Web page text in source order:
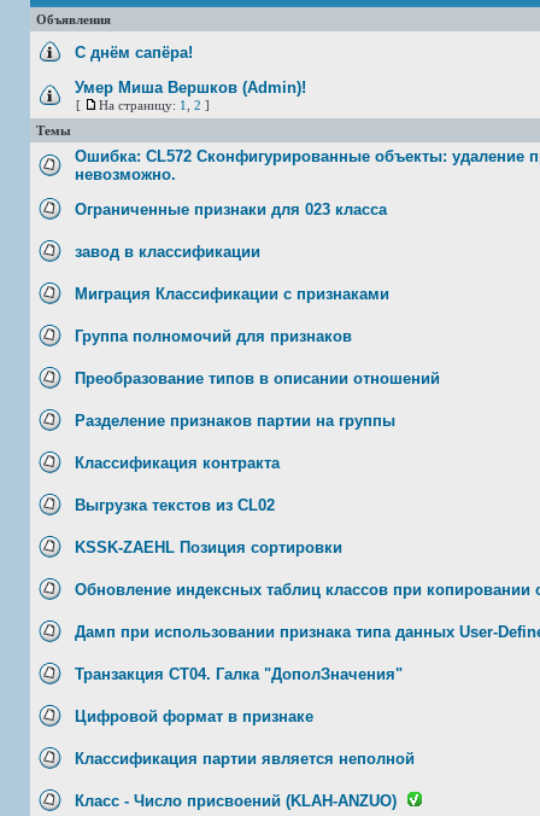
Объявления
С днём сапёра!
Умер Миша Вершков (Admin)!
[ На страницу: 1 2 ]
Темы
Ошибка: CL572 Сконфигурированные объекты: удаление
невозможно.
Ограниченные признаки для 023 класса
завод в классификации
Миграция Классификации с признаками
Группа полномочий для признаков
Преобразование типов в описании отношений
Разделение признаков партии на группы
Классификация контракта
Выгрузка текстов из CL02
KSSK-ZAEHL Позиция сортировки
Обновление индексных таблиц классов при копировании
Дамп при использовании признака типа данных User-
Транзакция CT04. Галка "ДополЗначения"
Цифровой формат в признаке
Классификация партии является неполной
Класс - Число присвоений (KLAH-ANZUO)